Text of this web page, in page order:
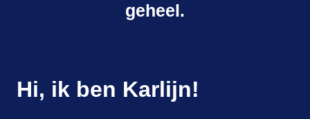
geheel.
Hi, ik ben Karlijn!